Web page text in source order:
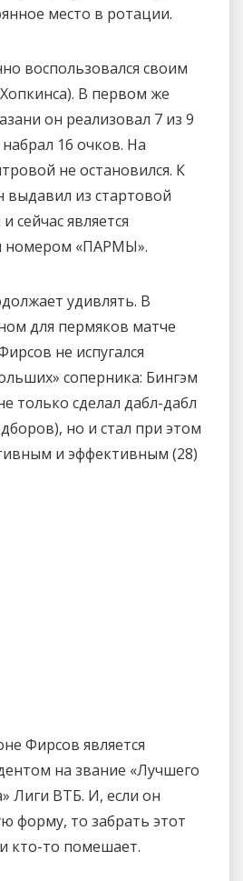
место в ротации.
воспользовался своим
В первом же
он реализовал 7 из 9
16 очков. На
не остановился. К
выдавил из стартовой
сейчас является
номером «ПАРМЫ».
удивлять. В
для пермяков матче
не испугался
соперника: Бингэм
только сделал дабл-дабл
но и стал при этом
и эффективным (28)
Фирсов является
на звание «Лучшего
Лиги ВТБ. И, если он
форму, то забрать этот
кто-то помешает.